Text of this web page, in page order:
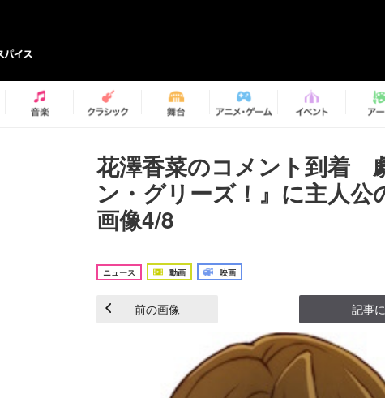
花澤香菜のコメント到着
ン・グリーズ！』に主人
画像4/8
ニュース 動画 映画
前の画像 記事